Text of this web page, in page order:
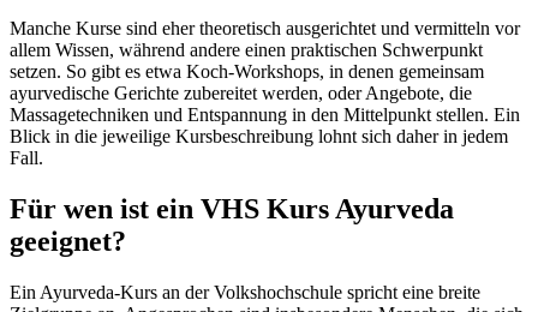
Manche Kurse sind eher theoretisch ausgerichtet und vermitteln vor
allem Wissen, während andere einen praktischen Schwerpunkt
setzen. So gibt es etwa Koch-Workshops, in denen gemeinsam
ayurvedische Gerichte zubereitet werden, oder Angebote, die
Massagetechniken und Entspannung in den Mittelpunkt stellen. Ein
Blick in die jeweilige Kursbeschreibung lohnt sich daher in jedem
Fall.
Für wen ist ein VHS Kurs Ayurveda
geeignet?
Ein Ayurveda-Kurs an der Volkshochschule spricht eine breite